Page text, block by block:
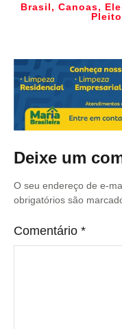
Brasil, Canoas,
Pleito
Deixe um
O seu endereço de e-
obrigatórios são
Comentário *